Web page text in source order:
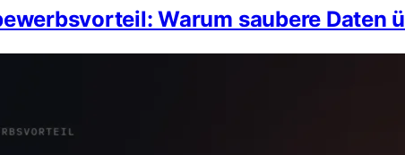
Warum saubere Daten